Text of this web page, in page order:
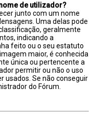
de utilizador?
junto com um nome
Uma delas pode
geralmente
indicando a
feito ou o seu estatuto
maior, é conhecida
única ou pertencente a
permitir ou não o uso
usados. Se não conseguir
do Fórum.